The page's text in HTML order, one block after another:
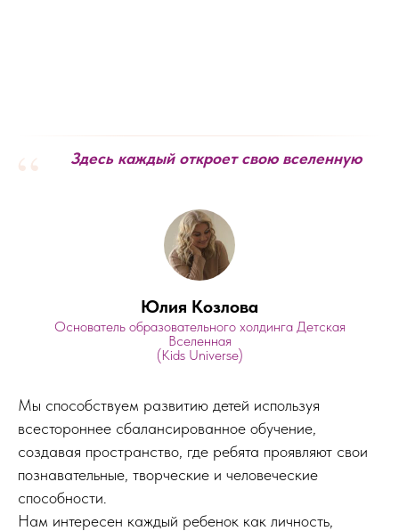
“ Здесь каждый откроет свою вселенную
Юлия Козлова
Основатель образовательного холдинга Детская
Вселенная
(Kids Universe)
Мы способствуем развитию детей используя
всестороннее сбалансированное обучение,
создавая пространство, где ребята проявляют свои
познавательные, творческие и человеческие
способности.
Нам интересен каждый ребенок как личность,